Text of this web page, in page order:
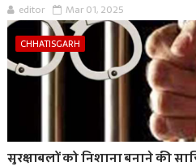
editor Mar 01, 2025
CHHATISGARH
सुरक्षाबलों को निशाना बनाने की